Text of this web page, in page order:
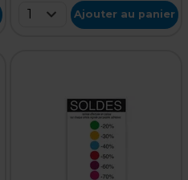
1 Ajouter au panier